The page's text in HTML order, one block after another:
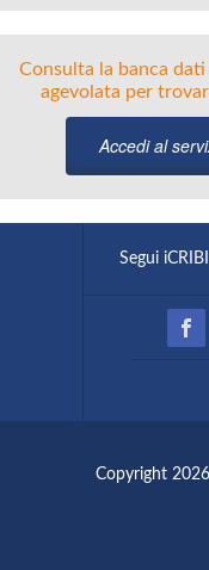
Consulta la banca
agevolata per
Accedi al
Segui
Copyright